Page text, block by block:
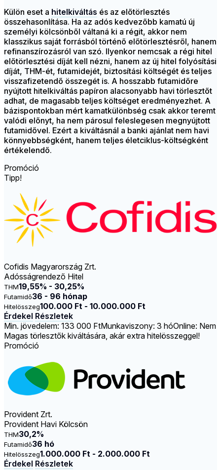
Külön eset a hitelkiváltás és az előtörlesztés
összehasonlítása. Ha az adós kedvezőbb kamatú új
személyi kölcsönből váltaná ki a régit, akkor nem
klasszikus saját forrásból történő előtörlesztésről, hanem
refinanszírozásról van szó. Ilyenkor nemcsak a régi hitel
előtörlesztési díját kell nézni, hanem az új hitel folyósítási
díját, THM-ét, futamidejét, biztosítási költségét és teljes
visszafizetendő összegét is. A hosszabb futamidőre
nyújtott hitelkiváltás papíron alacsonyabb havi törlesztőt
adhat, de magasabb teljes költséget eredményezhet. A
bázispontokban mért kamatkülönbség csak akkor teremt
valódi előnyt, ha nem párosul feleslegesen megnyújtott
futamidővel. Ezért a kiváltásnál a banki ajánlat nem havi
könnyebbségként, hanem teljes életciklus-költségként
értékelendő.
Promóció
Tipp!
Cofidis Magyarország Zrt.
Adósságrendező Hitel
THM19,55% - 30,25%
Futamidő36 - 96 hónap
Hitelösszeg100.000 Ft - 10.000.000 Ft
Érdekel Részletek
Min. jövedelem: 133 000 FtMunkaviszony: 3 hóOnline: Nem
Magas törlesztők kiváltására, akár extra hitelösszeggel!
Promóció
Provident Zrt.
Provident Havi Kölcsön
THM30,2%
Futamidő36 hó
Hitelösszeg1.000.000 Ft - 2.000.000 Ft
Érdekel Részletek